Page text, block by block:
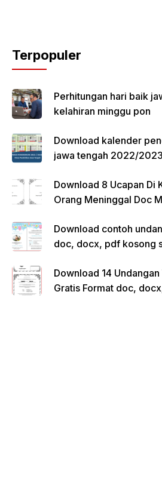
Terpopuler
Perhitungan hari baik
kelahiran minggu pon
Download kalender
jawa tengah 2022/
Download 8 Ucapan Di
Orang Meninggal Doc
Download contoh
doc, docx, pdf kosong
Download 14
Gratis Format doc,